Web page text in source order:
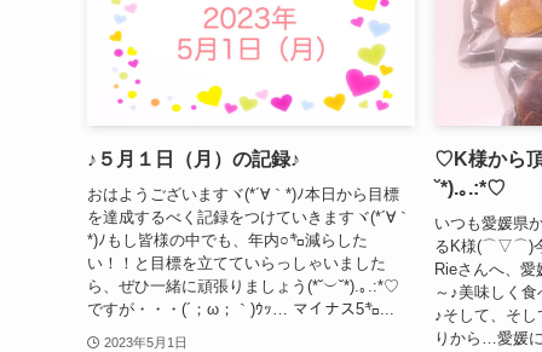
♪５月１日（月）の記録♪
おはようございますヾ(*´∀｀*)ﾉ本日から目標
を達成するべく記録をつけていきますヾ(*´∀｀
*)ﾉもし皆様の中でも、年内○㌔減らした
い！！と目標を立てていらっしゃいました
ら、ぜひ一緒に頑張りましょう(*˘︶˘*).｡.:*♡
ですが・・・(´；ω；｀)ｳｯ… マイナス5㌔...
2023年5月1日
♡K様から
˘*).｡.:*♡
いつも愛媛県
るK様(⌒▽⌒)今
Rieさんへ、愛
～♪美味しく
♪そして、そ
りから…愛媛